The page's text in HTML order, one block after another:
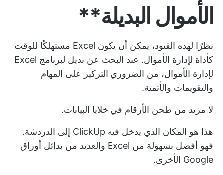
الأموال البديلة**
نظرًا لهذه القيود، يمكن أن يكون Excel مستهلكًا للوقت
كأداة لإدارة الأموال. عند البحث عن بديل لبرنامج Excel
لإدارة الأموال، من الضروري التركيز على المهام
والتقويمات والأتمتة.
لا مزيد من طحن الأرقام في خلايا البيانات.
هذا هو المكان الذي يدخل فيه ClickUp إلى الدردشة.
فهو أفضل بسهولة من Excel والعديد من بدائل أوراق
Google الأخرى.